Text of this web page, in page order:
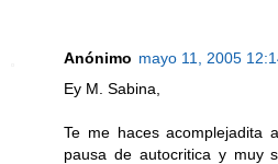
Anónimo mayo 11, 2005
Ey M. Sabina,
Te me haces acomplejadita
pausa de autocritica y muy